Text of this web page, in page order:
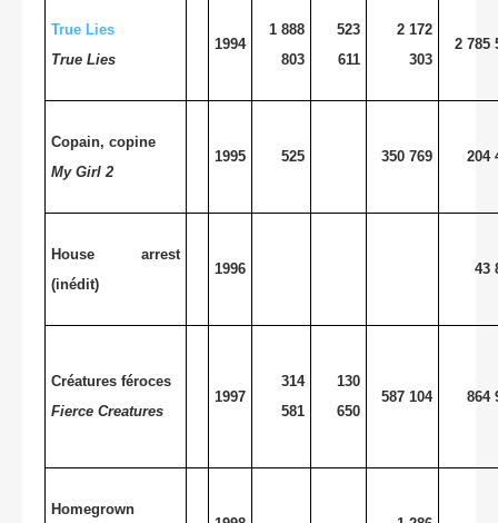
True Lies
True Lies
1994
1 888
803
523
611
2 172
303
2 785
Copain, copine
My Girl 2
1995 525 350 769 204
House arrest
(inédit)
1996 43
Créatures féroces
Fierce Creatures
1997
314
581
130
650
587 104 864
Homegrown